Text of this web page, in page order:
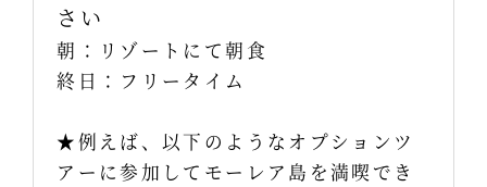
さい
朝：リゾートにて朝食
終日：フリータイム
★例えば、以下のようなオプションツ
アーに参加してモーレア島を満喫でき